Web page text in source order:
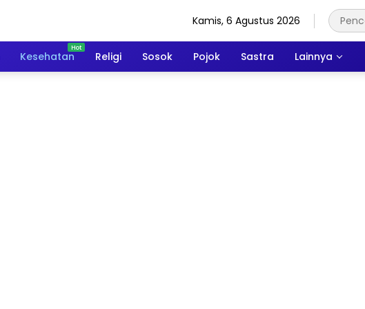
Kamis, 6 Agustus 2026
Kesehatan Religi Sosok Pojok Sastra Lainnya